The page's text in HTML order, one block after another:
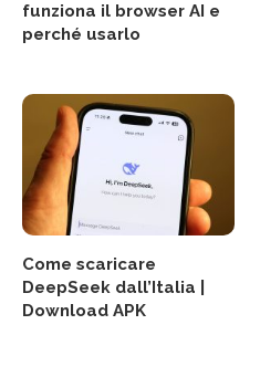
funziona il browser AI e
perché usarlo
Come scaricare
DeepSeek dall’Italia |
Download APK